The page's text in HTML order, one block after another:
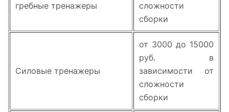
гребные тренажеры
сложности
сборки
Силовые тренажеры
от 3000 до 15000
руб. в
зависимости от
сложности
сборки